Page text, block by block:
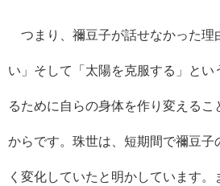
つまり、禰豆子が話せなかった理
い」そして「太陽を克服する」とい
るために自らの身体を作り変えるこ
からです。珠世は、短期間で禰豆子
く変化していたと明かしています。